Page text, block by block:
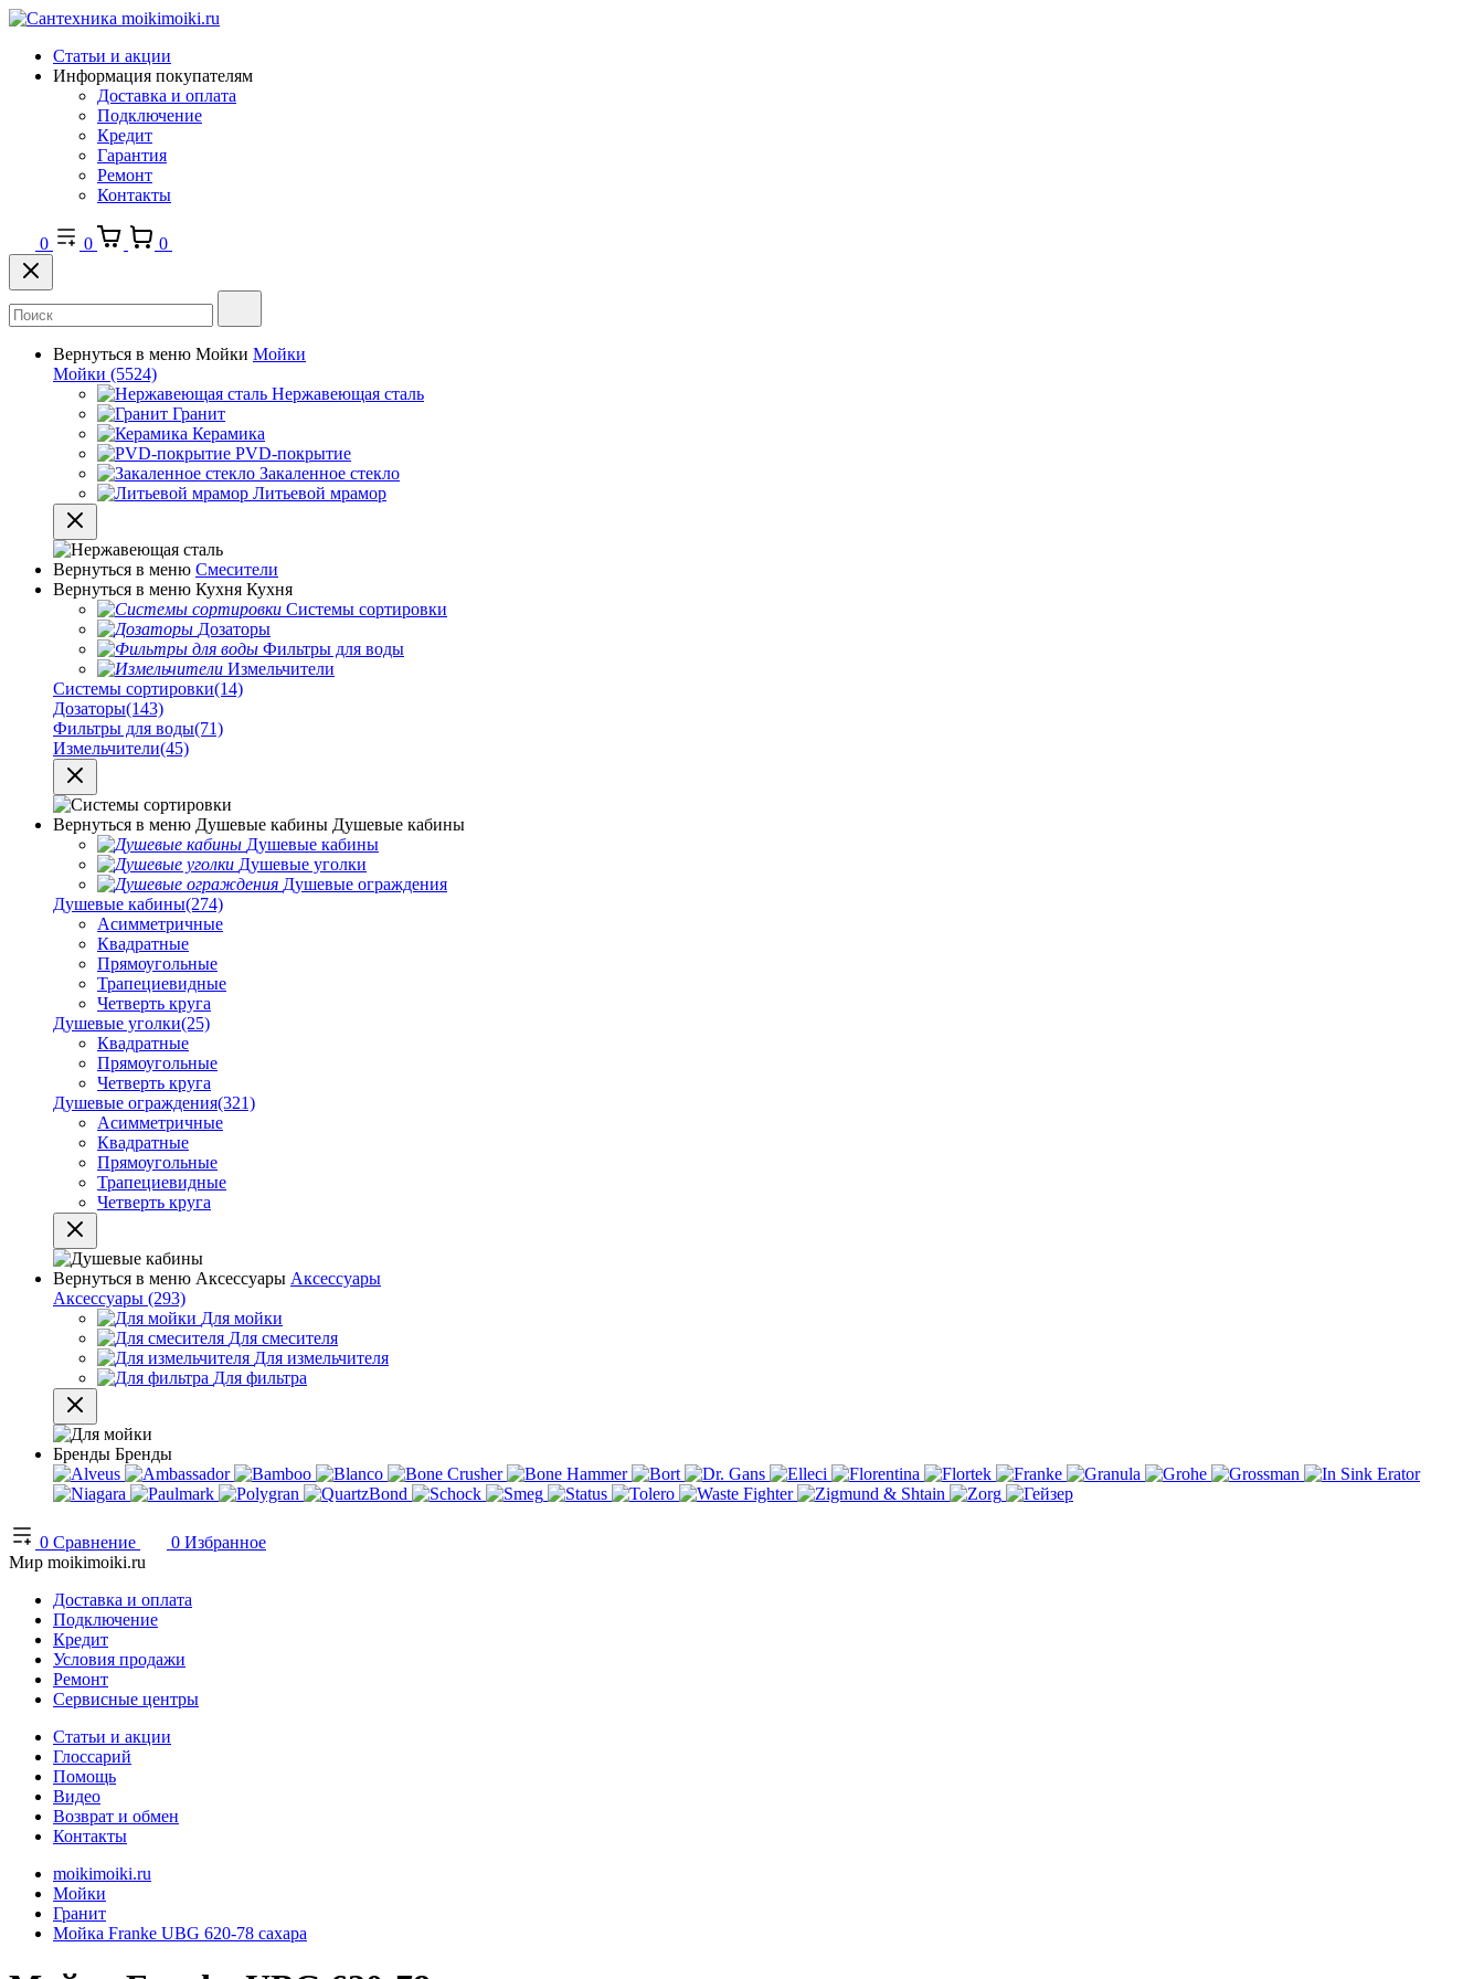
Статьи и акции
Информация покупателям
Доставка и оплата
Подключение
Кредит
Гарантия
Ремонт
Контакты
0 0 0
Вернуться в меню Мойки Мойки
Мойки (5524)
Нержавеющая сталь
Гранит
Керамика
PVD-покрытие
Закаленное стекло
Литьевой мрамор
Вернуться в меню Смесители
Вернуться в меню Кухня Кухня
Системы сортировки
Дозаторы
Фильтры для воды
Измельчители
Системы сортировки(14)
Дозаторы(143)
Фильтры для воды(71)
Измельчители(45)
Вернуться в меню Душевые кабины Душевые кабины
Душевые кабины
Душевые уголки
Душевые ограждения
Душевые кабины(274)
Асимметричные
Квадратные
Прямоугольные
Трапециевидные
Четверть круга
Душевые уголки(25)
Квадратные
Прямоугольные
Четверть круга
Душевые ограждения(321)
Асимметричные
Квадратные
Прямоугольные
Трапециевидные
Четверть круга
Вернуться в меню Аксессуары Аксессуары
Аксессуары (293)
Для мойки
Для смесителя
Для измельчителя
Для фильтра
Бренды Бренды
0 Сравнение 0 Избранное
Мир moikimoiki.ru
Доставка и оплата
Подключение
Кредит
Условия продажи
Ремонт
Сервисные центры
Статьи и акции
Глоссарий
Помощь
Видео
Возврат и обмен
Контакты
moikimoiki.ru
Мойки
Гранит
Мойка Franke UBG 620-78 сахара